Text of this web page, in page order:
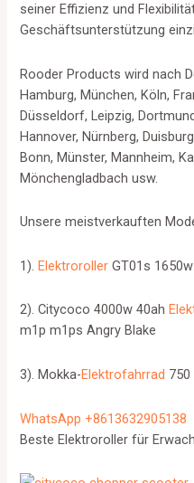
seiner Effizienz und
Geschäftsunterstützung
Rooder Products wird nach
Hamburg, München, Köln,
Düsseldorf, Leipzig,
Hannover, Nürnberg,
Bonn, Münster, Mannheim,
Mönchengladbach usw.
Unsere meistverkauften
1).Elektroroller GT01s
2). Citycoco 4000w 40ah
m1p m1ps Angry Blake
3). Mokka-Elektrofahrrad 750
WhatsApp +8613632905138
Beste Elektroroller für